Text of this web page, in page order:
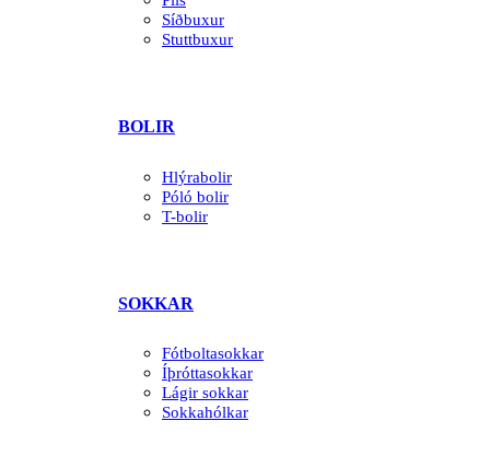
Síðbuxur
Stuttbuxur
BOLIR
Hlýrabolir
Póló bolir
T-bolir
SOKKAR
Fótboltasokkar
Íþróttasokkar
Lágir sokkar
Sokkahólkar